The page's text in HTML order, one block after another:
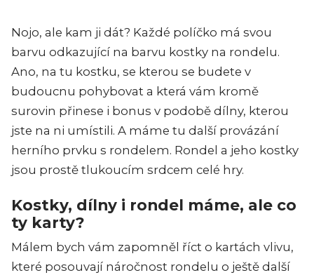
Nojo, ale kam ji dát? Každé políčko má svou
barvu odkazující na barvu kostky na rondelu.
Ano, na tu kostku, se kterou se budete v
budoucnu pohybovat a která vám kromě
surovin přinese i bonus v podobě dílny, kterou
jste na ni umístili. A máme tu další provázání
herního prvku s rondelem. Rondel a jeho kostky
jsou prostě tlukoucím srdcem celé hry.
Kostky, dílny i rondel máme, ale co
ty karty?
Málem bych vám zapomněl říct o kartách vlivu,
které posouvají náročnost rondelu o ještě další